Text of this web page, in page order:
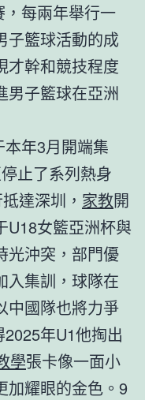
每兩年舉行一
子籃球活動的成
才幹和競技程度
男子籃球在亞洲
年3月開端集
止了系列熱身
達深圳， 家教開
U18女籃亞洲杯與
光沖突，部門優
入集訓，球隊在
中國隊也將力爭
年U1他掏出
學張卡像一面小
加耀眼的金色。9